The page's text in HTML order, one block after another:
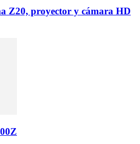
Z20, proyector y cámara HD